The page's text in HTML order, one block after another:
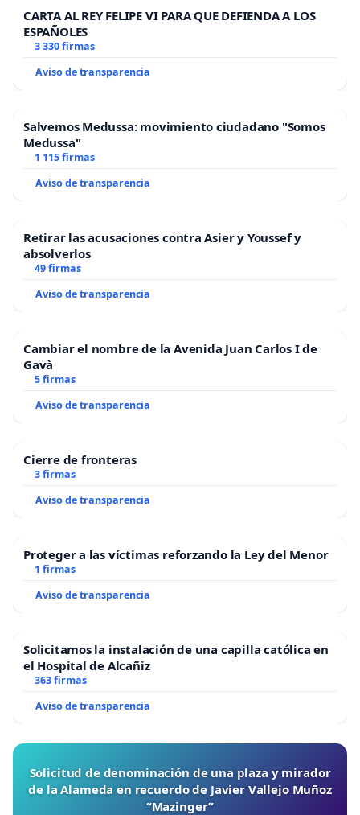
CARTA AL REY FELIPE VI PARA QUE DEFIENDA A LOS
ESPAÑOLES
3 330 firmas
Aviso de transparencia
Salvemos Medussa: movimiento ciudadano "Somos
Medussa"
1 115 firmas
Aviso de transparencia
Retirar las acusaciones contra Asier y Youssef y
absolverlos
49 firmas
Aviso de transparencia
Cambiar el nombre de la Avenida Juan Carlos I de
Gavà
5 firmas
Aviso de transparencia
Cierre de fronteras
3 firmas
Aviso de transparencia
Proteger a las víctimas reforzando la Ley del Menor
1 firmas
Aviso de transparencia
Solicitamos la instalación de una capilla católica en
el Hospital de Alcañiz
363 firmas
Aviso de transparencia
Solicitud de denominación de una plaza y mirador
de la Alameda en recuerdo de Javier Vallejo Muñoz
“Mazinger”